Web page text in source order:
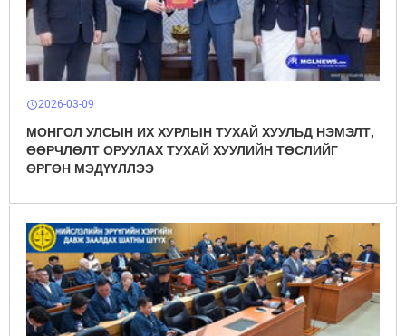
schedule2026-03-09
МОНГОЛ УЛСЫН ИХ ХУРЛЫН ТУХАЙ ХУУЛЬД НЭМЭЛТ,
ӨӨРЧЛӨЛТ ОРУУЛАХ ТУХАЙ ХУУЛИЙН ТӨСЛИЙГ
ӨРГӨН МЭДҮҮЛЛЭЭ